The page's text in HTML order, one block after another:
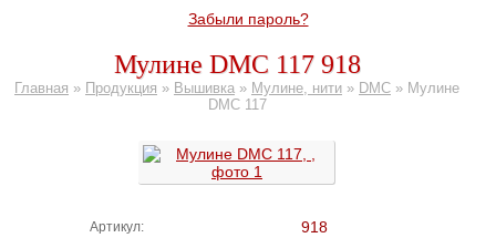
Забыли пароль?
Мулине DMC 117 918
Главная » Продукция » Вышивка » Мулине, нити » DMC » Мулине
DMC 117
Артикул: 918